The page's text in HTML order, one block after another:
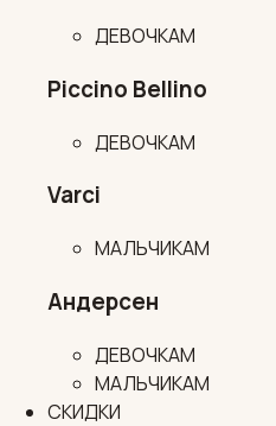
ДЕВОЧКАМ
Piccino Bellino
ДЕВОЧКАМ
Varci
МАЛЬЧИКАМ
Андерсен
ДЕВОЧКАМ
МАЛЬЧИКАМ
СКИДКИ